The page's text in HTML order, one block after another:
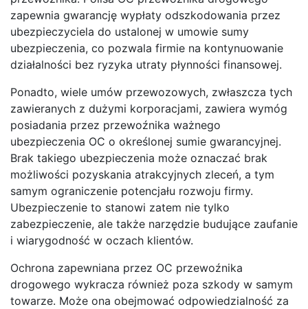
zapewnia gwarancję wypłaty odszkodowania przez
ubezpieczyciela do ustalonej w umowie sumy
ubezpieczenia, co pozwala firmie na kontynuowanie
działalności bez ryzyka utraty płynności finansowej.
Ponadto, wiele umów przewozowych, zwłaszcza tych
zawieranych z dużymi korporacjami, zawiera wymóg
posiadania przez przewoźnika ważnego
ubezpieczenia OC o określonej sumie gwarancyjnej.
Brak takiego ubezpieczenia może oznaczać brak
możliwości pozyskania atrakcyjnych zleceń, a tym
samym ograniczenie potencjału rozwoju firmy.
Ubezpieczenie to stanowi zatem nie tylko
zabezpieczenie, ale także narzędzie budujące zaufanie
i wiarygodność w oczach klientów.
Ochrona zapewniana przez OC przewoźnika
drogowego wykracza również poza szkody w samym
towarze. Może ona obejmować odpowiedzialność za